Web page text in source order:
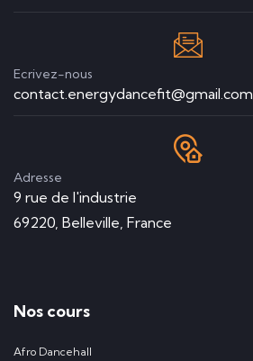
Ecrivez-nous
contact.energydancefit@gmail.com
Adresse
9 rue de l'industrie
69220, Belleville, France
Nos cours
Afro Dancehall